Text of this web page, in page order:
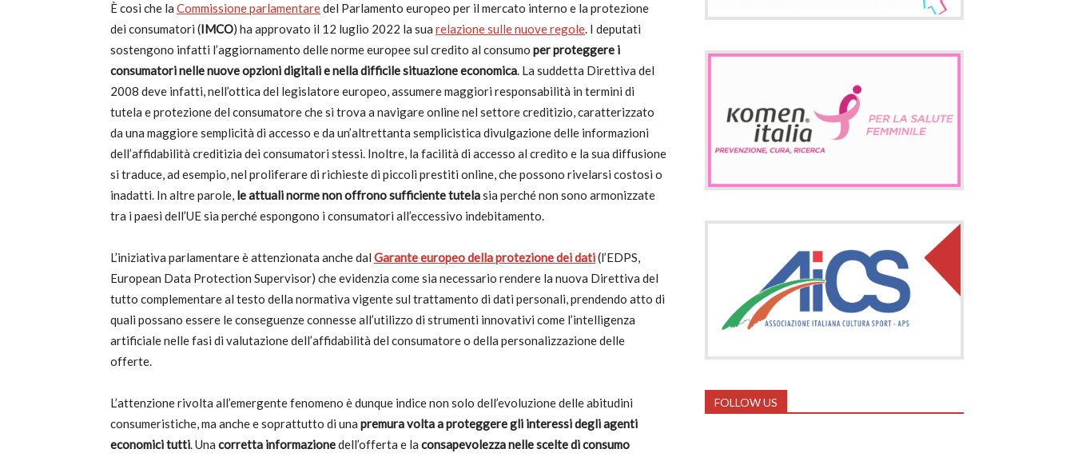
È così che la Commissione parlamentaredel Parlamento europeo per il mercato interno e la protezione
dei consumatori (IMCO) ha approvato il 12 luglio 2022 la sua relazione sulle nuove regole. I deputati
sostengono infatti l’aggiornamento delle norme europee sul credito al consumo per proteggere i
consumatori nelle nuove opzioni digitali e nella difficile situazione economica. La suddetta Direttiva del
2008 deve infatti, nell’ottica del legislatore europeo, assumere maggiori responsabilità in termini di
tutela e protezione del consumatore che si trova a navigare online nel settore creditizio, caratterizzato
da una maggiore semplicità di accesso e da un’altrettanta semplicistica divulgazione delle informazioni
dell’affidabilità creditizia dei consumatori stessi. Inoltre, la facilità di accesso al credito e la sua diffusione
si traduce, ad esempio, nel proliferare di richieste di piccoli prestiti online, che possono rivelarsi costosi o
inadatti. In altre parole, le attuali norme non offrono sufficiente tutelasia perché non sono armonizzate
tra i paesi dell’UE sia perché espongono i consumatori all’eccessivo indebitamento.
L’iniziativa parlamentare è attenzionata anche dal Garante europeo della protezione dei dati(l’EDPS,
European Data Protection Supervisor) che evidenzia come sia necessario rendere la nuova Direttiva del
tutto complementare al testo della normativa vigente sul trattamento di dati personali, prendendo atto di
quali possano essere le conseguenze connesse all’utilizzo di strumenti innovativi come l’intelligenza
artificiale nelle fasi di valutazione dell’affidabilità del consumatore o della personalizzazione delle
offerte.
L’attenzione rivolta all’emergente fenomeno è dunque indice non solo dell’evoluzione delle abitudini
consumeristiche, ma anche e soprattutto di una premura volta a proteggere gli interessi degli agenti
economici tutti. Una corretta informazionedell’offerta e la consapevolezza nelle scelte di consumo
FOLLOW US